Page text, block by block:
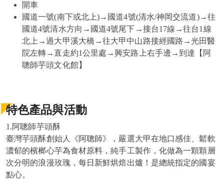
開車
國道一號(南下或北上)→國道4號(清水/神岡交流道)→往
國道4號清水方向→國道4號尾下→接台17線→往台1線
北上→過大甲溪大橋→往大甲中山路接經國路→光田醫
院左轉→直走約1公里處→興安路上右手邊→到達【阿
聰師芋頭文化館】
特色產品與活動
1.阿聰師芋頭酥
臺灣芋頭酥創始人《阿聰師》，嚴選大甲在地口感佳、鬆軟
濃郁的檳榔心芋為食材原料，純手工製作，化做為一顆顆層
次分明的浪漫玫瑰，每日新鮮烘焙出爐！是總統指定的國宴
點心。